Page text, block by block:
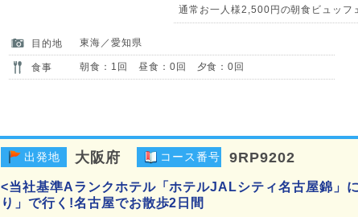
通常お一人様2,500円の朝食ビュッフ
目的地 東海／愛知県
食事 朝食：1回 昼食：0回 夕食：0回
出発地 大阪府 コース番号 9RP9202
<当社基準Aランクホテル「ホテルJALシティ名古屋錦」
り」で行く!名古屋でお散歩2日間